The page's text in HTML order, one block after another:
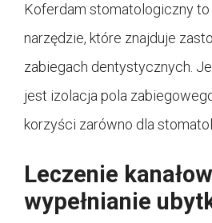
Koferdam stomatologiczny
narzędzie, które znajduje
zabiegach dentystycznych.
jest izolacja pola
korzyści zarówno dla
Leczenie
wypełnianie